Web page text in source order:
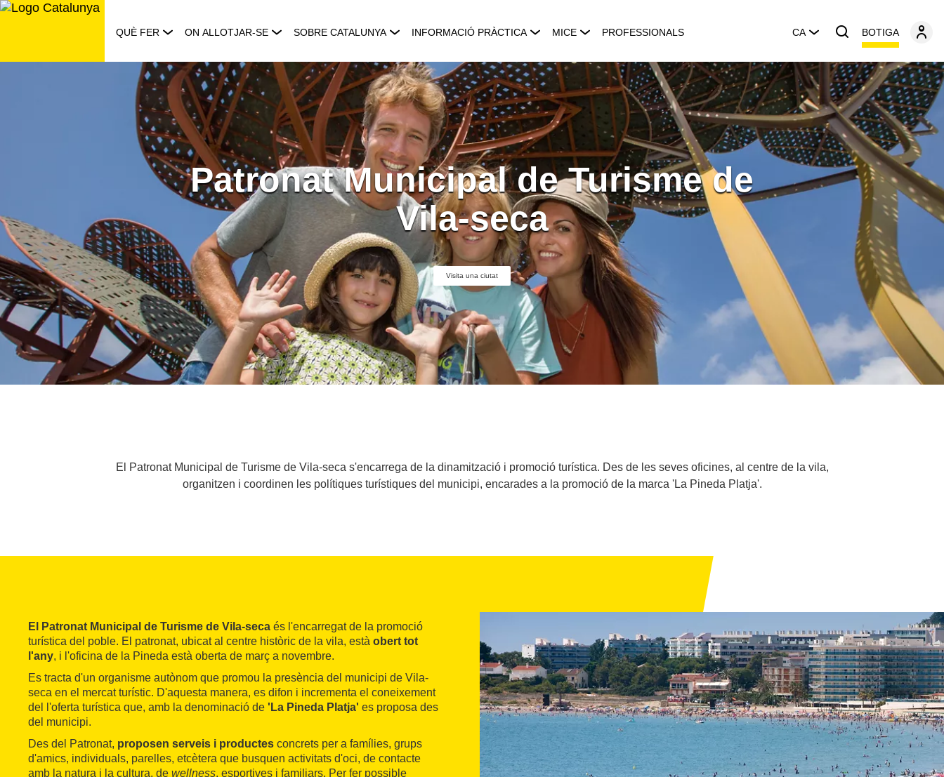
Saltar
QUÈ FER ON ALLOTJAR-SE SOBRE CATALUNYA INFORMACIÓ PRÀCTICA MICE PROFESSIONALS CA BOTIGA
Patronat Municipal de Turisme de
Vila-seca
Visita una ciutat
El Patronat Municipal de Turisme de Vila-seca s'encarrega de la dinamització i promoció turística. Des de les seves oficines, al centre de la vila,
organitzen i coordinen les polítiques turístiques del municipi, encarades a la promoció de la marca 'La Pineda Platja'.
El Patronat Municipal de Turisme de Vila-seca és l'encarregat de la promoció
turística del poble. El patronat, ubicat al centre històric de la vila, està obert tot
l'any, i l'oficina de la Pineda està oberta de març a novembre.
Es tracta d'un organisme autònom que promou la presència del municipi de Vila-
seca en el mercat turístic. D'aquesta manera, es difon i incrementa el coneixement
del l'oferta turística que, amb la denominació de 'La Pineda Platja' es proposa des
del municipi.
Des del Patronat, proposen serveis i productes concrets per a famílies, grups
d'amics, individuals, parelles, etcètera que busquen activitats d'oci, de contacte
amb la natura i la cultura, de wellness, esportives i familiars. Per fer possible